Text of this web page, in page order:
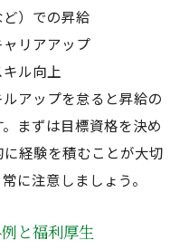
）での昇給
リアアップ
ル向上
アップを怠ると昇給の
まずは目標資格を決め
経験を積むことが大切
に注意しましょう。
と福利厚生